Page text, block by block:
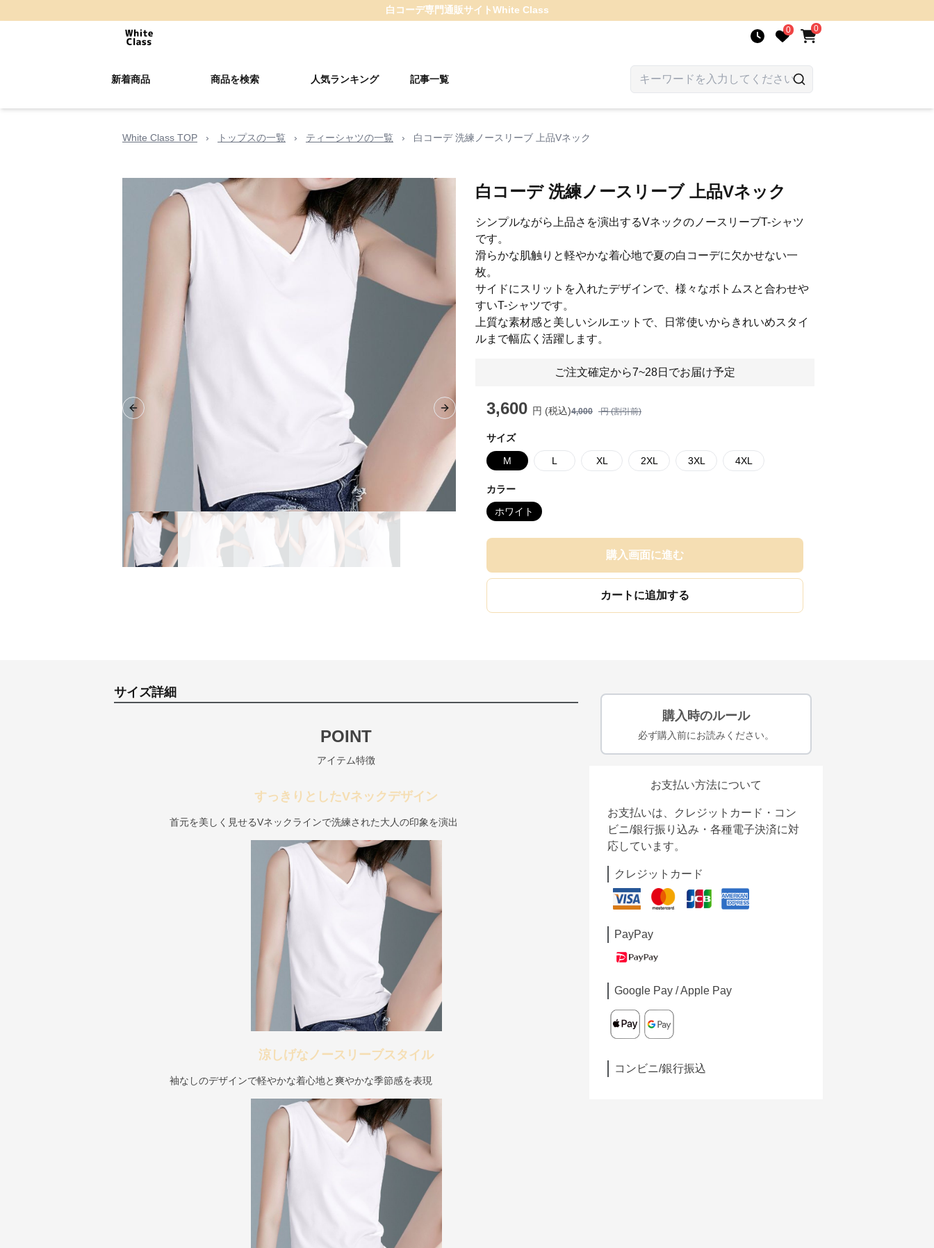
白コーデ専門通販サイトWhite Class
0 0
新着商品 商品を検索 人気ランキング 記事一覧
White Class TOP › トップスの一覧 › ティーシャツの一覧 › 白コーデ 洗練ノースリーブ 上品Vネック
Previous slide Next slide
白コーデ 洗練ノースリーブ 上品Vネック
シンプルながら上品さを演出するVネックのノースリーブT-シャツ
です。
滑らかな肌触りと軽やかな着心地で夏の白コーデに欠かせない一
枚。
サイドにスリットを入れたデザインで、様々なボトムスと合わせや
すいT-シャツです。
上質な素材感と美しいシルエットで、日常使いからきれいめスタイ
ルまで幅広く活躍します。
ご注文確定から7~28日でお届け予定
3,600 円 (税込)4,000 円 (割引前)
サイズ
M L XL 2XL 3XL 4XL
カラー
ホワイト
購入画面に進む
カートに追加する
サイズ詳細
POINT
アイテム特徴
すっきりとしたVネックデザイン
首元を美しく見せるVネックラインで洗練された大人の印象を演出
涼しげなノースリーブスタイル
袖なしのデザインで軽やかな着心地と爽やかな季節感を表現
購入時のルール
必ず購入前にお読みください。
お支払い方法について
お支払いは、クレジットカード・コン
ビニ/銀行振り込み・各種電子決済に対
応しています。
クレジットカード
PayPay
Google Pay / Apple Pay
コンビニ/銀行振込